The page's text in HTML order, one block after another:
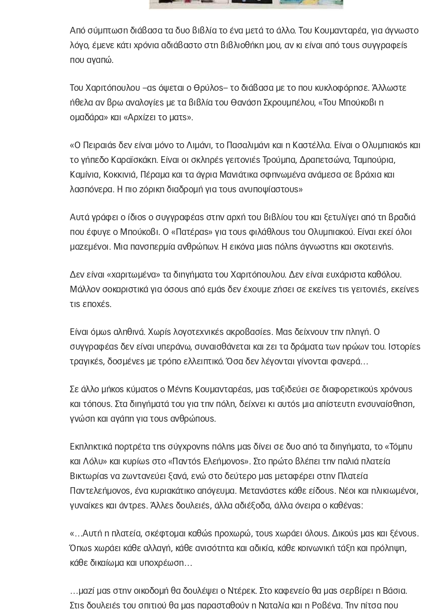
Από σύμπτωση διάβασα τα δυο βιβλία το ένα μετά το άλλο. Του Κουμανταρέα, για άγνωστο
λόγο, έμενε κάτι χρόνια αδιάβαστο στη βιβλιοθήκη μου, αν κι είναι από τους συγγραφείς
που αγαπώ.
Του Χαριτόπουλου –ας όψεται ο Θρύλος– το διάβασα με το που κυκλοφόρησε. Άλλωστε
ήθελα αν βρω αναλογίες με τα βιβλία του Θανάση Σκρουμπέλου, «Του Μπούκοβι η
ομαδάρα» και «Αρχίζει το ματς».
«Ο Πειραιάς δεν είναι μόνο το Λιμάνι, το Πασαλιμάνι και η Καστέλλα. Είναι ο Ολυμπιακός και
το γήπεδο Καραϊσκάκη. Είναι οι σκληρές γειτονιές Τρούμπα, Δραπετσώνα, Ταμπούρια,
Καμίνια, Κοκκινιά, Πέραμα και τα άγρια Μανιάτικα σφηνωμένα ανάμεσα σε βράχια και
λασπόνερα. Η πιο ζόρικη διαδρομή για τους ανυποψίαστους»
Αυτά γράφει ο ίδιος ο συγγραφέας στην αρχή του βιβλίου του και ξετυλίγει από τη βραδιά
που έφυγε ο Μπούκοβι. Ο «Πατέρας» για τους φιλάθλους του Ολυμπιακού. Είναι εκεί όλοι
μαζεμένοι. Μια πανσπερμία ανθρώπων. Η εικόνα μιας πόλης άγνωστης και σκοτεινής.
Δεν είναι «χαριτωμένα» τα διηγήματα του Χαριτόπουλου. Δεν είναι ευχάριστα καθόλου.
Μάλλον σοκαριστικά για όσους από εμάς δεν έχουμε ζήσει σε εκείνες τις γειτονιές, εκείνες
τις εποχές.
Είναι όμως αληθινά. Χωρίς λογοτεχνικές ακροβασίες. Μας δείχνουν την πληγή. Ο
συγγραφέας δεν είναι υπεράνω, συναισθάνεται και ζει τα δράματα των ηρώων του. Ιστορίες
τραγικές, δοσμένες με τρόπο ελλειπτικό. Όσα δεν λέγονται γίνονται φανερά…
Σε άλλο μήκος κύματος ο Μένης Κουμανταρέας, μας ταξιδεύει σε διαφορετικούς χρόνους
και τόπους. Στα διηγήματά του για την πόλη, δείχνει κι αυτός μια απίστευτη ενσυναίσθηση,
γνώση και αγάπη για τους ανθρώπους.
Εκπληκτικά πορτρέτα της σύγχρονης πόλης μας δίνει σε δυο από τα διηγήματα, το «Τόμπυ
και Λόλυ» και κυρίως στο «Παντός Ελεήμονος». Στο πρώτο βλέπει την παλιά πλατεία
Βικτωρίας να ζωντανεύει ξανά, ενώ στο δεύτερο μας μεταφέρει στην Πλατεία
Παντελεήμονος, ένα κυριακάτικο απόγευμα. Μετανάστες κάθε είδους. Νέοι και ηλικιωμένοι,
γυναίκες και άντρες. Άλλες δουλειές, άλλα αδιέξοδα, άλλα όνειρα ο καθένας:
«…Αυτή η πλατεία, σκέφτομαι καθώς προχωρώ, τους χωράει όλους. Δικούς μας και ξένους.
Όπως χωράει κάθε αλλαγή, κάθε ανισότητα και αδικία, κάθε κοινωνική τάξη και πρόληψη,
κάθε δικαίωμα και υποχρέωση…
…μαζί μας στην οικοδομή θα δουλέψει ο Ντέρεκ. Στο καφενείο θα μας σερβίρει η Βάσια.
Στις δουλειές του σπιτιού θα μας παρασταθούν η Ναταλία και η Ροβένα. Την πίτσα που